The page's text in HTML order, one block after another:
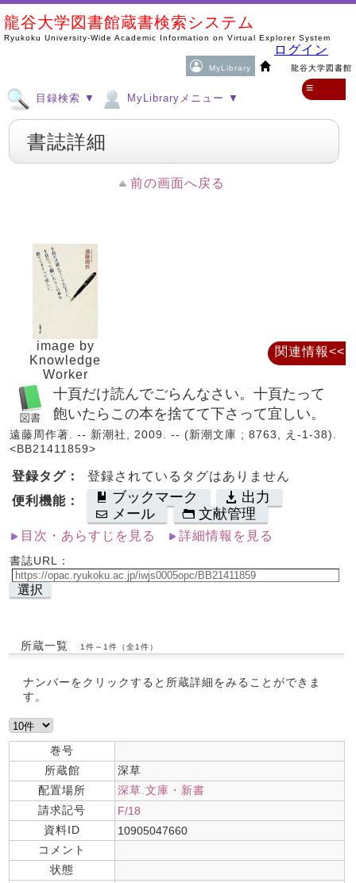
龍谷大学図書館蔵書検索システム
Ryukoku University-Wide Academic Information on Virtual Explorer System
MyLibrary 龍谷大学図書館
ログイン
目録検索 ▼ MyLibraryメニュー ▼
≡
書誌詳細
前の画面へ戻る
image by
Knowledge
Worker
十頁だけ読んでごらんなさい。十頁たって
飽いたらこの本を捨てて下さって宜しい。
遠藤周作著. -- 新潮社, 2009. -- (新潮文庫 ; 8763, え-1-38).
<BB21411859>
登録タグ：
登録されているタグはありません
便利機能：
ブックマーク
出力
メール
文献管理
目次・あらすじを見る 詳細情報を見る
書誌URL：
選択
所蔵一覧 1件～1件（全1件）
ナンバーをクリックすると所蔵詳細をみることができま
す。
巻号
所蔵館
深草
配置場所
深草.文庫・新書
請求記号
F/18
資料ID
10905047660
コメント
状態
関連情報<<